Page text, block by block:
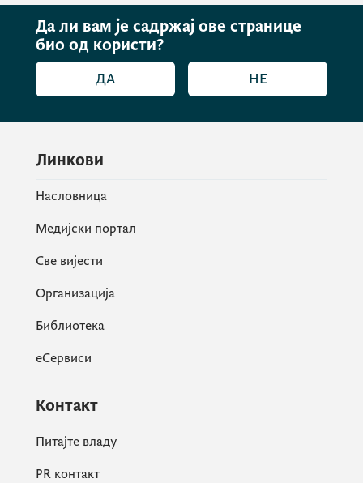
Да ли вам је садржај ове странице
био од користи?
ДА НЕ
Линкови
Насловница
Медијски портал
Све вијести
Организација
Библиотека
еСервиси
Контакт
Питајте владу
PR контакт